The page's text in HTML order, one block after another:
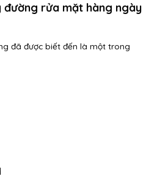
đường rửa mặt hàng ngày
đã được biết đến là một trong